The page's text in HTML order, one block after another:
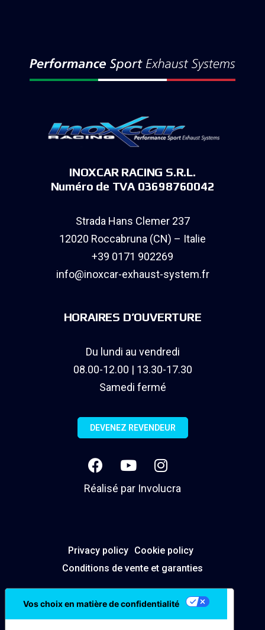
INOXCAR RACING S.R.L.
Numéro de TVA 03698760042
Strada Hans Clemer 237
12020 Roccabruna (CN) – Italie
+39 0171 902269
info@inoxcar-exhaust-system.fr
HORAIRES D’OUVERTURE
Du lundi au vendredi
08.00-12.00 | 13.30-17.30
Samedi fermé
DEVENEZ REVENDEUR
Réalisé par Involucra
Privacy policy Cookie policy
Conditions de vente et garanties
Vos choix en matière de confidentialité